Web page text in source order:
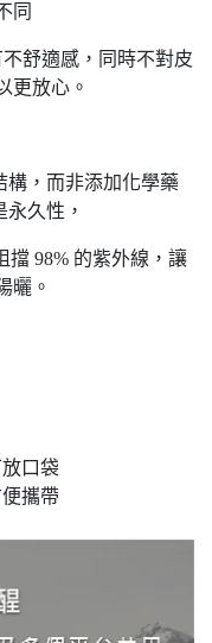
同
舒適感，同時不對皮
更放心。
，而非添加化學藥
久性，
擋 98% 的紫外線，讓
曬。
口袋
攜帶